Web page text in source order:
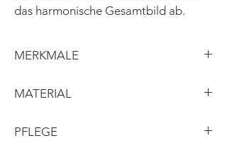
das harmonische Gesamtbild ab.
MERKMALE
körpernahe, feminine Silhouette
helle Kontrastbordüre
MATERIAL
Details: Baumwolle
PFLEGE